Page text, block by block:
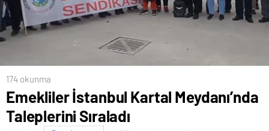
174 okunma
Emekliler İstanbul Kartal Meydanı’nda
Taleplerini Sıraladı